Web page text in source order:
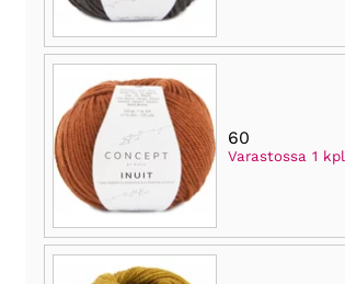
60
Varastossa 1 kpl